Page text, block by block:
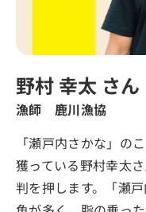
野村 幸太 さん
漁師 鹿川漁協
「瀬戸内さかな」の
獲っている野村幸太
判を押します。「瀬